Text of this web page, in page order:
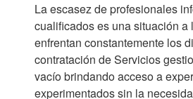
La escasez de profesionales
cualificados es una situación a
enfrentan constantemente los
contratación deServicios
vacío brindando acceso a
experimentados sin la